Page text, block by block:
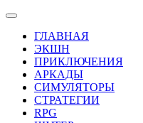
ГЛАВНАЯ
ЭКШН
ПРИКЛЮЧЕНИЯ
АРКАДЫ
СИМУЛЯТОРЫ
СТРАТЕГИИ
RPG